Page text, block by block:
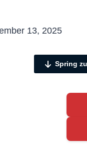
13, 2025
Spring